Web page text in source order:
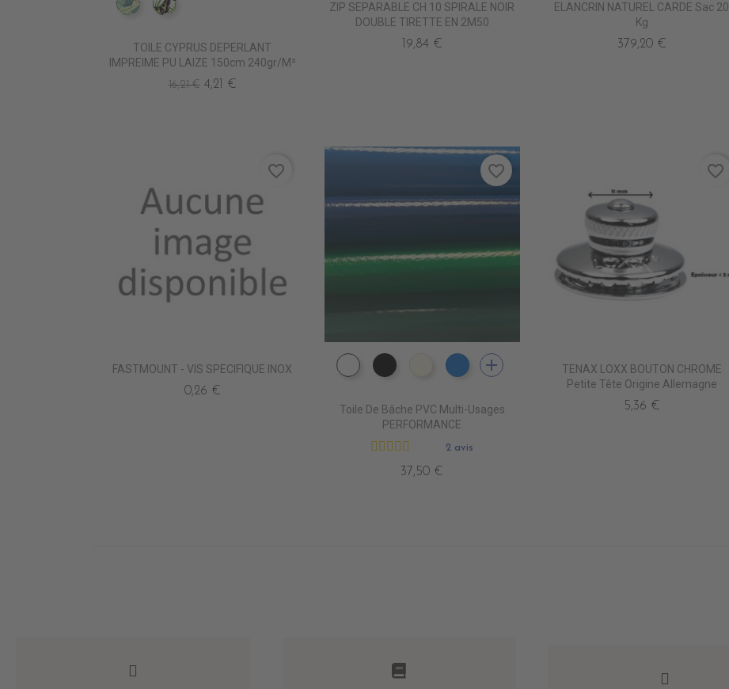
IM0805 FAUVE
TOILE CYPRUS DEPERLANT
IMPREIME PU LAIZE 150cm 240gr/m²
16,21 € 4,21 €
ZIP SEPARABLE CH 10 SPIRALE NOIR
DOUBLE TIRETTE EN 2M50
19,84 €
ELANCRIN NATUREL CARDE Sac 20
Kg
379,20 €
FASTMOUNT - VIS SPECIFIQUE INOX
0,26 €
favorite_border
PE0400 BLANC
PE0440 NOIRPE0490 IVOIRE
PE0410 BLEU ROYAL
add
Toile De Bâche PVC Multi-Usages
PERFORMANCE
2 avis
37,50 €
favorite_border
TENAX LOXX BOUTON CHROME
Petite Tête Origine Allemagne
5,36 €
favorite_border